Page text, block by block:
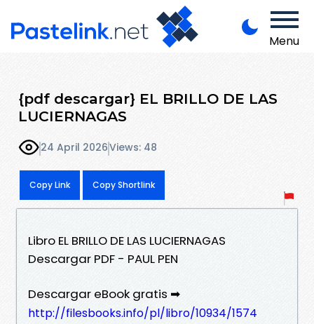
Menu
{pdf descargar} EL BRILLO DE LAS
LUCIERNAGAS
24 April 2026Views: 48
Copy Link Copy Shortlink
Libro EL BRILLO DE LAS LUCIERNAGAS
Descargar PDF - PAUL PEN
Descargar eBook gratis ➡
http://filesbooks.info/pl/libro/10934/1574